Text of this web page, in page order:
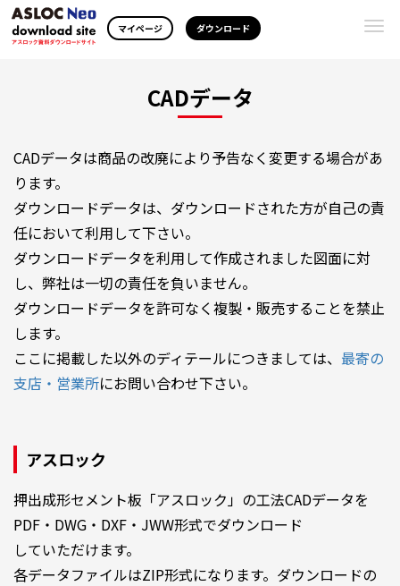
マイページ ダウンロード
CADデータ
CADデータは商品の改廃により予告なく変更する場合があ
ります。
ダウンロードデータは、ダウンロードされた方が自己の責
任において利用して下さい。
ダウンロードデータを利用して作成されました図面に対
し、弊社は一切の責任を負いません。
ダウンロードデータを許可なく複製・販売することを禁止
します。
ここに掲載した以外のディテールにつきましては、 最寄の
支店・営業所にお問い合わせ下さい。
アスロック
押出成形セメント板「アスロック」の工法CADデータを
PDF・DWG・DXF・JWW形式でダウンロード
していただけます。
各データファイルはZIP形式になります。ダウンロードの